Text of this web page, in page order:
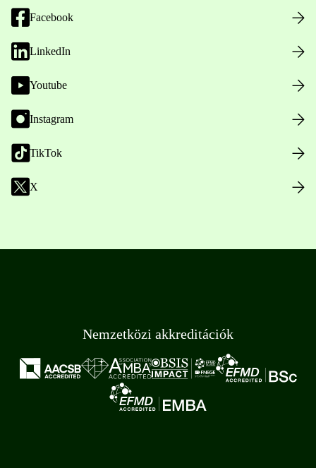
Facebook
LinkedIn
Youtube
Instagram
TikTok
X
Nemzetközi akkreditációk